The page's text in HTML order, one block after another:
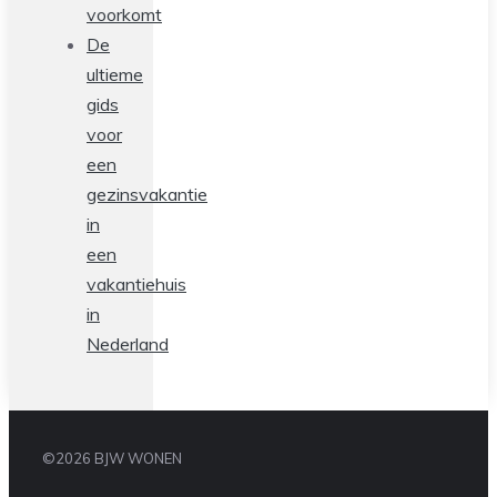
voorkomt
De
ultieme
gids
voor
een
gezinsvakantie
in
een
vakantiehuis
in
Nederland
©2026 BJW WONEN